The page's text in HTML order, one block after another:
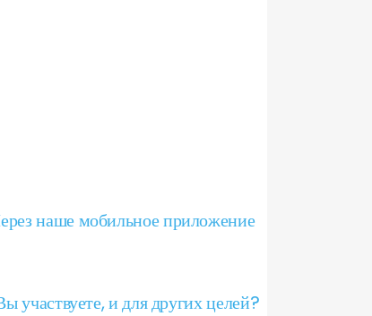
наше мобильное приложение
участвуете, и для других целей?